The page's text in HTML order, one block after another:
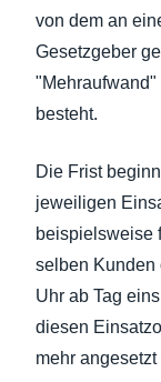
von dem an
Gesetzgeber
besteht.
Die Frist
jeweiligen
beispielsweise
selben Kunden
Uhr ab Tag
diesen
mehr